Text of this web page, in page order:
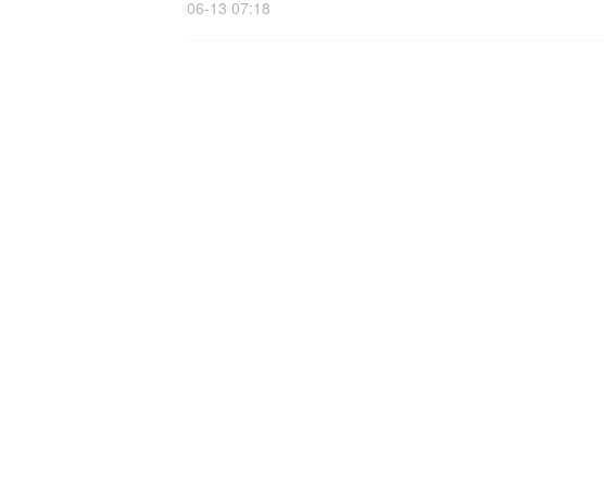
06-13 07:18